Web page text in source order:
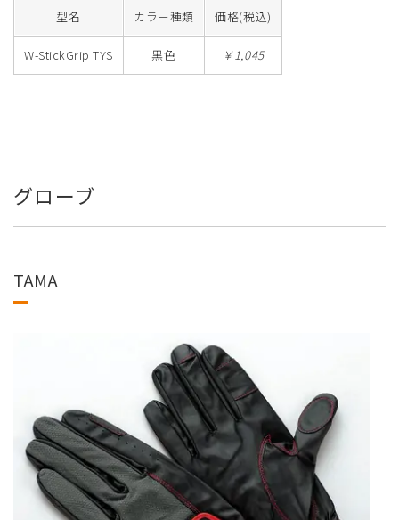
型名 カラー種類 価格(税込)
W-StickGrip TYS 黒色 ￥1,045
グローブ
TAMA